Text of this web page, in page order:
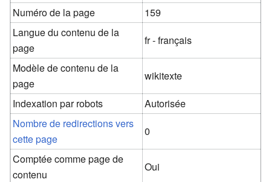
Numéro de la page
159
Langue du contenu de la
page
fr - français
Modèle de contenu de la
page
wikitexte
Indexation par robots
Autorisée
Nombre de redirections vers
cette page
0
Comptée comme page de
contenu
Oui